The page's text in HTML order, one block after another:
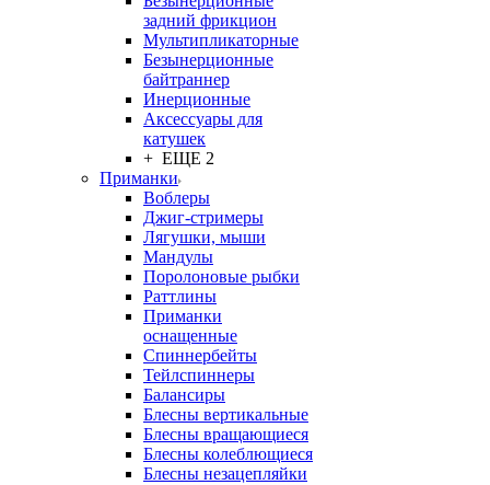
задний фрикцион
Мультипликаторные
Безынерционные
байтраннер
Инерционные
Аксессуары для
катушек
+ ЕЩЕ 2
Приманки
Воблеры
Джиг-стримеры
Лягушки, мыши
Мандулы
Поролоновые рыбки
Раттлины
Приманки
оснащенные
Спиннербейты
Тейлспиннеры
Балансиры
Блесны вертикальные
Блесны вращающиеся
Блесны колеблющиеся
Блесны незацепляйки